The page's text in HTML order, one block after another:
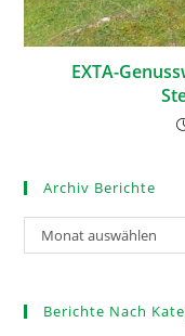
EXTA-
Archiv Berichte
Monat auswählen
Berichte Nach